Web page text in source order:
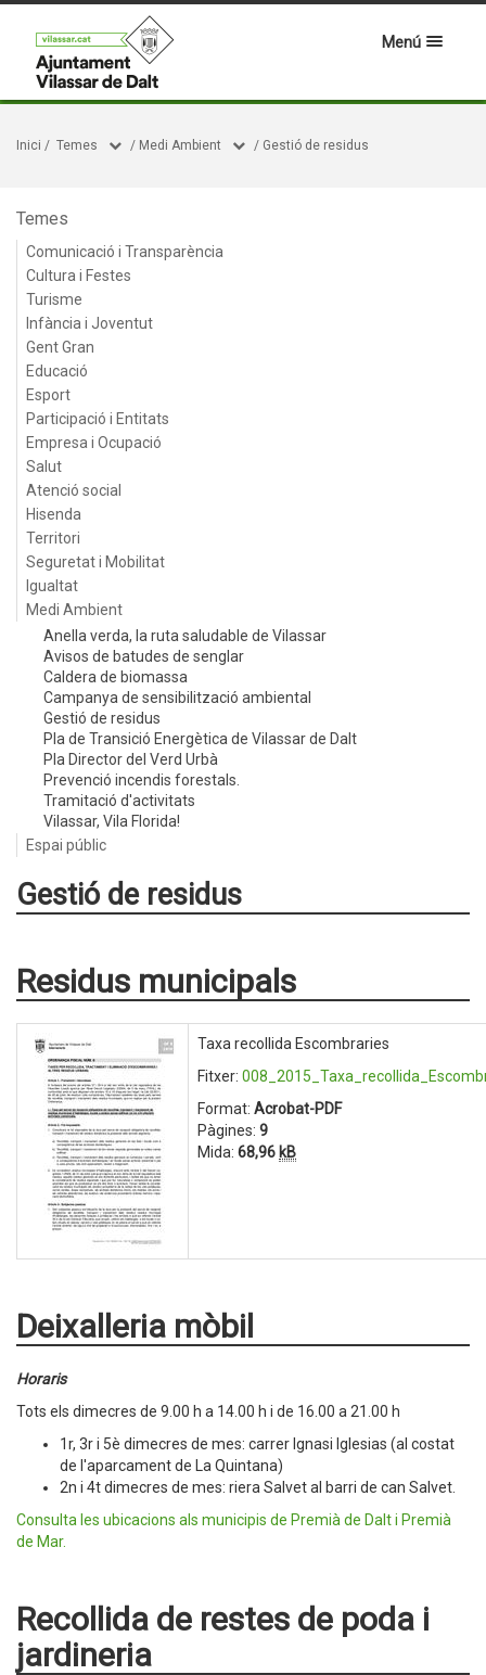
Menú
Inici / Temes / Medi Ambient / Gestió de residus
Temes
Comunicació i Transparència
Cultura i Festes
Turisme
Infància i Joventut
Gent Gran
Educació
Esport
Participació i Entitats
Empresa i Ocupació
Salut
Atenció social
Hisenda
Territori
Seguretat i Mobilitat
Igualtat
Medi Ambient
Anella verda, la ruta saludable de Vilassar
Avisos de batudes de senglar
Caldera de biomassa
Campanya de sensibilització ambiental
Gestió de residus
Pla de Transició Energètica de Vilassar de Dalt
Pla Director del Verd Urbà
Prevenció incendis forestals.
Tramitació d'activitats
Vilassar, Vila Florida!
Espai públic
Gestió de residus
Residus municipals
Taxa recollida Escombraries
Fitxer:
Format: Acrobat-PDF
Pàgines: 9
Mida: 68,96 kB
Deixalleria mòbil
Horaris
Tots els dimecres de 9.00 h a 14.00 h i de 16.00 a 21.00 h
1r, 3r i 5è dimecres de mes: carrer Ignasi Iglesias (al costat
de l'aparcament de La Quintana)
2n i 4t dimecres de mes: riera Salvet al barri de can Salvet.
Consulta les ubicacions als municipis de Premià de Dalt i Premià
de Mar.
Recollida de restes de poda i
jardineria